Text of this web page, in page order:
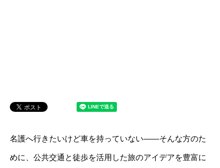
名護へ行きたいけど車を持っていない――そんな方のた
めに、公共交通と徒歩を活用した旅のアイデアを豊富に